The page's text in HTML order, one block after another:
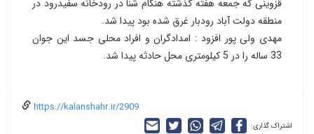
قزوینی که جمعه هفته گذشته هنگام شنا در رودخانه سفیدرود در
منطقه دولت آباد رودبار غرق شده بود پیدا شد.
مهدی ولی پور افزود : امدادگران و افراد محلی جسد این جوان
33 ساله را در 5 کیلومتری محل حادثه پیدا شد.
https://kalanshahr.ir/2909
اشتراک گذاری: